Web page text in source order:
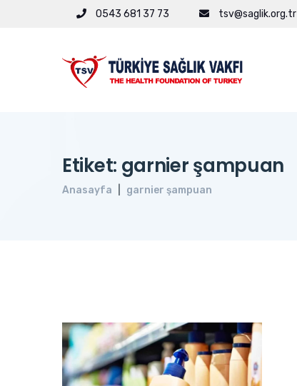
0543 681 37 73 tsv@saglik.org.tr
Etiket: garnier şampuan
Anasayfa garnier şampuan